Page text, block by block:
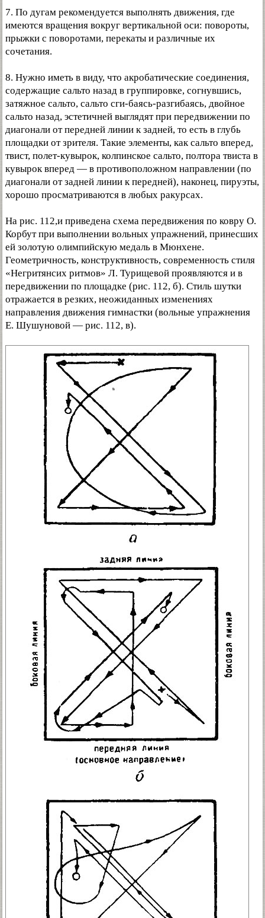
7. По дугам рекомендуется выполнять движения, где
имеются вращения вокруг вертикальной оси: повороты,
прыжки с поворотами, перекаты и различные их
сочетания.
8. Нужно иметь в виду, что акробатические соединения,
содержащие сальто назад в группировке, согнувшись,
затяжное сальто, сальто сги-баясь-разгибаясь, двойное
сальто назад, эстетичней выглядят при передвижении по
диагонали от передней линии к задней, то есть в глубь
площадки от зрителя. Такие элементы, как сальто вперед,
твист, полет-кувырок, колпинское сальто, полтора твиста в
кувырок вперед — в противоположном направлении (по
диагонали от задней линии к передней), наконец, пируэты,
хорошо просматриваются в любых ракурсах.
На рис. 112,и приведена схема передвижения по ковру О.
Корбут при выполнении вольных упражнений, принесших
ей золотую олимпийскую медаль в Мюнхене.
Геометричность, конструктивность, современность стиля
«Негритянсих ритмов» Л. Турищевой проявляются и в
передвижении по площадке (рис. 112, б). Стиль шутки
отражается в резких, неожиданных изменениях
направления движения гимнастки (вольные упражнения
Е. Шушуновой — рис. 112, в).